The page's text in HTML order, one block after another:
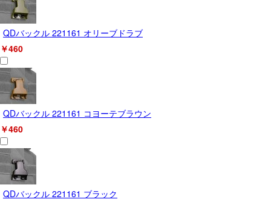
QDバックル 221161 オリーブドラブ
￥460
QDバックル 221161 コヨーテブラウン
￥460
QDバックル 221161 ブラック